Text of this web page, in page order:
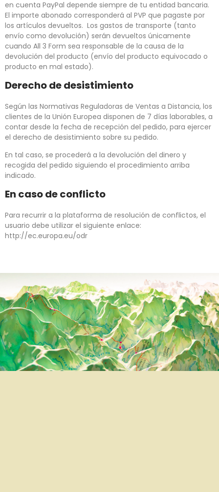
en cuenta PayPal depende siempre de tu entidad bancaria.
El importe abonado corresponderá al PVP que pagaste por
los artículos devueltos. Los gastos de transporte (tanto
envío como devolución) serán devueltos únicamente
cuando All 3 Form sea responsable de la causa de la
devolución del producto (envío del producto equivocado o
producto en mal estado).
Derecho de desistimiento
Según las Normativas Reguladoras de Ventas a Distancia, los
clientes de la Unión Europea disponen de 7 días laborables, a
contar desde la fecha de recepción del pedido, para ejercer
el derecho de desistimiento sobre su pedido.
En tal caso, se procederá a la devolución del dinero y
recogida del pedido siguiendo el procedimiento arriba
indicado.
En caso de conflicto
Para recurrir a la plataforma de resolución de conflictos, el
usuario debe utilizar el siguiente enlace:
http://ec.europa.eu/odr